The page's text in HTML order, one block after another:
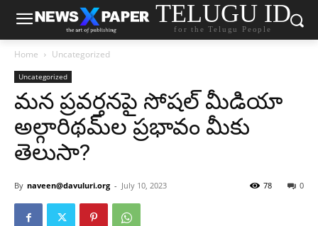
TELUGU ID
for the Telugu People
Home Uncategorized
Uncategorized
మన ప్రవర్తనపై సోషల్ మీడియా
అల్గారిథమ్‌ల ప్రభావం మీకు
తెలుసా?
By naveen@davuluri.org - July 10, 2023 0
78